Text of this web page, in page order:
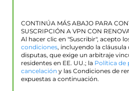
CONTINÚA MÁS ABAJO PARA
SUSCRIPCIÓN A VPN CON
Al hacer clic en "Suscribir", acepto
condiciones, incluyendo la cláusula
disputas, que exige un arbitraje
residentes en EE. UU.; la Política de
cancelación y las Condiciones de
expuestas a continuación.